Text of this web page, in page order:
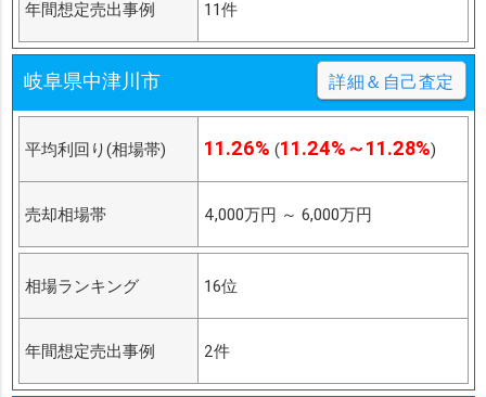
年間想定売出事例 11件
岐阜県中津川市 詳細＆自己査定
平均利回り(相場帯) 11.26% (11.24%～11.28%)
売却相場帯 4,000万円 ～ 6,000万円
相場ランキング 16位
年間想定売出事例 2件